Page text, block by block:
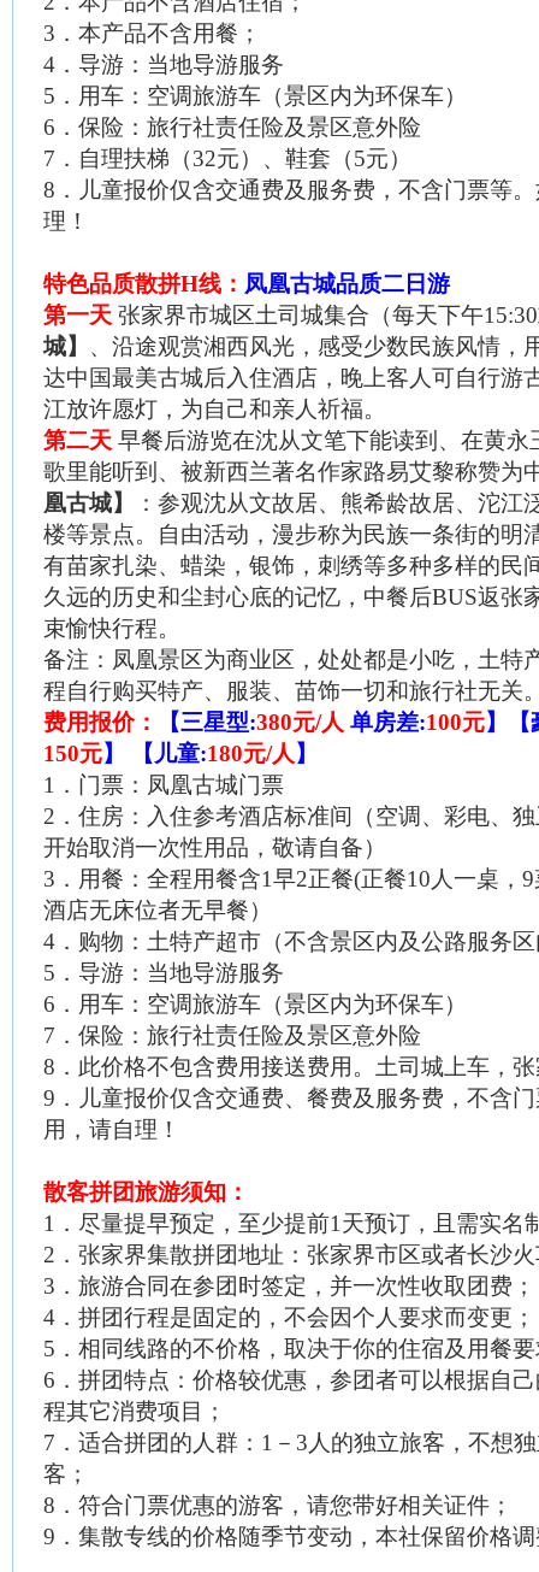
3 ．本产品不含用餐；
4 ．导游：当地导游服务
5 ．用车：空调旅游车（景区内为环保车）
6 ．保险：旅行社责任险及景区意外险
7 ．自理扶梯（32元）、鞋套（5元）
8 ．儿童报价仅含交通费及服务费，不含门票等
理！
特色品质散拼H线： 凤凰古城品质二日游
第一天 张家界市城区 土司城集合（每天下午15:30
城】 、沿途观赏湘西风光，感受少数民族风情，
达中国最美古城后入住酒店，晚上客人可自行游
江放许愿灯，为自己和亲人祈福。
第二天 早餐后游览在沈从文笔下能读到、在黄
歌里能听到、被新西兰著名作家路易艾黎称赞为
凰古城】
：参观沈从文故居、熊希龄故居、沱江
楼等景点。自由活动，漫步称为民族一条街的明
有苗家扎染、蜡染，银饰，刺绣等多种多样的民
久远的历史和尘封心底的记忆，中餐后BUS返张
束愉快行程。
备注：凤凰景区为商业区，处处都是小吃，土特
程自行购买特产、服装、苗饰一切和旅行社无关
费用报价：
【三星型:380元/人 单房差:100元】【
150元】 【儿童:180元/人 】
1 ．门票：凤凰古城门票
2 ．住房：入住参考酒店标准间（空调、彩电、
开始取消一次性用品，敬请自备）
3 ．用餐：全程用餐含1早2正餐(正餐10 人一桌， 9
酒店无床位者无早餐）
4 ．购物：土特产超市（不含景区内及公路服务
5 ．导游：当地导游服务
6 ．用车：空调旅游车（景区内为环保车）
7 ．保险：旅行社责任险及景区意外险
8 ．此价格不包含费用接送费用。土司城上车，
9 ．儿童报价仅含交通费、餐费及服务费，不含
用，请自理！
散客拼团旅游须知：
1 ．尽量提早预定，至少提前1天预订，且需实名
2 ．张家界集散拼团地址：张家界市区或者长沙
3 ．旅游合同在参团时签定，并一次性收取团费；
4 ．拼团行程是固定的，不会因个人要求而变更；
5 ．相同线路的不价格，取决于你的住宿及用餐
6 ．拼团特点：价格较优惠，参团者可以根据自
程其它消费项目；
7 ．适合拼团的人群： 1 － 3 人的独立旅客，不想
客；
8 ．符合门票优惠的游客，请您带好相关证件；
9 ．集散专线的价格随季节变动，本社保留价格